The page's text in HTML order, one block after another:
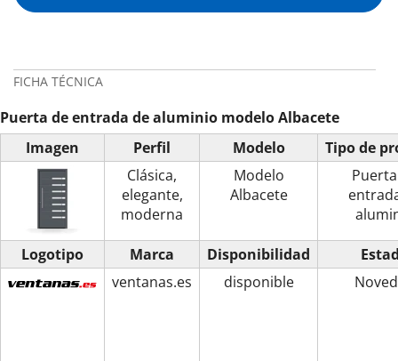
FICHA TÉCNICA
Puerta de entrada de aluminio modelo Albacete
Imagen
Perfil
Clásica,
elegante,
moderna
Modelo
Modelo
Albacete
Tipo de
Logotipo
Marca
ventanas.es
Disponibilidad
disponible